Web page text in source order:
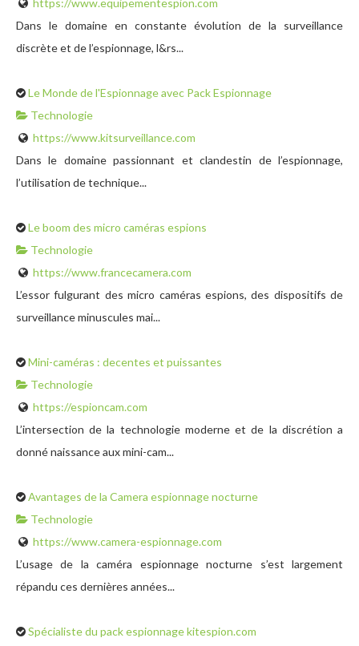
https://www.equipementespion.com
Dans le domaine en constante évolution de la surveillance
discrète et de l’espionnage, l&rs...
Le Monde de l'Espionnage avec Pack Espionnage
Technologie
https://www.kitsurveillance.com
Dans le domaine passionnant et clandestin de l’espionnage,
l’utilisation de technique...
Le boom des micro caméras espions
Technologie
https://www.francecamera.com
L’essor fulgurant des micro caméras espions, des dispositifs de
surveillance minuscules mai...
Mini-caméras : decentes et puissantes
Technologie
https://espioncam.com
L’intersection de la technologie moderne et de la discrétion a
donné naissance aux mini-cam...
Avantages de la Camera espionnage nocturne
Technologie
https://www.camera-espionnage.com
L’usage de la caméra espionnage nocturne s’est largement
répandu ces dernières années...
Spécialiste du pack espionnage kitespion.com